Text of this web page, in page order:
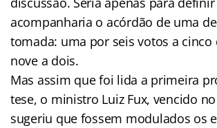
acompanharia o acórdão de uma
tomada: uma por seis votos a cinco
nove a dois.
Mas assim que foi lida a primeira
tese, o ministro Luiz Fux, vencido
sugeriu que fossem modulados os